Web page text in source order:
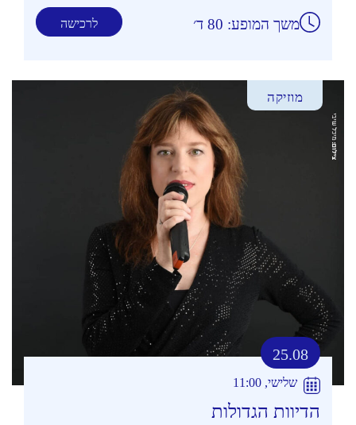
לרכישה משך המופע: 80 ד׳
מוזיקה
25.08
שלישי, 11:00
הדיוות הגדולות